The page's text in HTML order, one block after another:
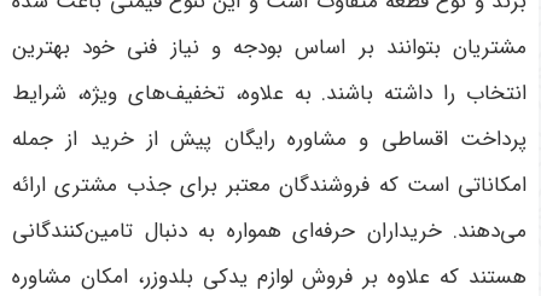
مشتریان بتوانند بر اساس بودجه و نیاز فنی خود بهترین
انتخاب را داشته باشند. به علاوه، تخفیف‌های ویژه، شرایط
پرداخت اقساطی و مشاوره رایگان پیش از خرید از جمله
امکاناتی است که فروشندگان معتبر برای جذب مشتری ارائه
می‌دهند. خریداران حرفه‌ای همواره به دنبال تامین‌کنندگانی
هستند که علاوه بر فروش لوازم یدکی بلدوزر، امکان مشاوره